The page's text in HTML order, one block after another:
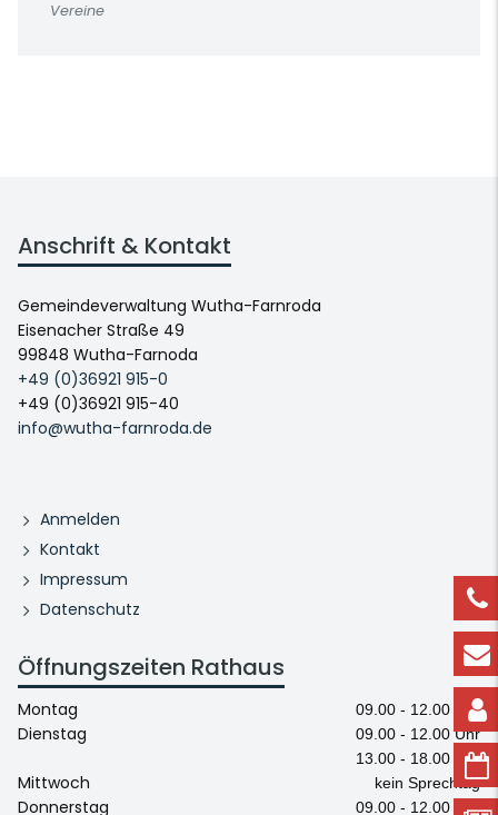
Vereine
Anschrift & Kontakt
Gemeindeverwaltung Wutha-Farnroda
Eisenacher Straße 49
99848 Wutha-Farnoda
+49 (0)36921 915-0
+49 (0)36921 915-40
info@wutha-farnroda.de
Anmelden
Kontakt
Impressum
Datenschutz
Öffnungszeiten Rathaus
Montag 09.00 - 12.00 Uhr
Dienstag
09.00 - 12.00 Uhr
13.00 - 18.00 Uhr
Mittwoch kein Sprechtag
Donnerstag
09.00 - 12.00 Uhr